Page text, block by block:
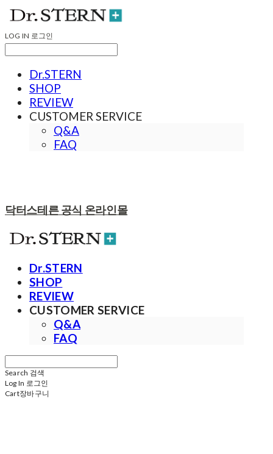
LOG IN 로그인
Dr.STERN
SHOP
REVIEW
CUSTOMER SERVICE
Q&A
FAQ
닥터스테른 공식 온라인몰
Dr.STERN
SHOP
REVIEW
CUSTOMER SERVICE
Q&A
FAQ
Search 검색
Log In 로그인
Cart장바구니